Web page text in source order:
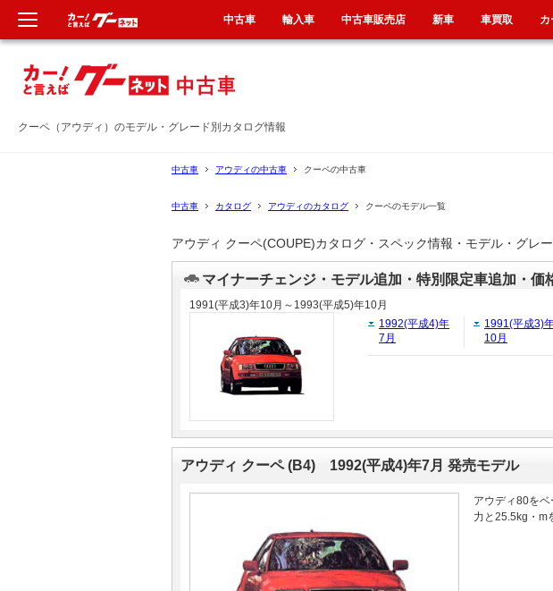
クーペ（アウディ）のモデル・グレード別カタログ情報
中古車 アウディの中古車 クーペの中古車
中古車 カタログ アウディのカタログ クーペのモデル一覧
アウディ クーペ(COUPE)カタログ・スペック情報・モデル・グレ
マイナーチェンジ・モデル追加・特別限定車追加・価
1991(平成3)年10月～1993(平成5)年10月
1992(平成4)年
7月
1991(平成3)
10月
アウディ クーペ (B4) 1992(平成4)年7月 発売モデル
アウディ80を
力と25.5kg・m
新車
中古車
中古車 輸入車 中古車販売店 新車 車買取 カ
新車
中古車